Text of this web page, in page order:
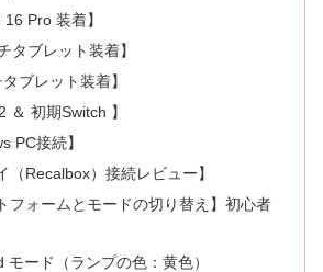
Pro 装着】
ブレット装着】
ブレット装着】
初期Switch 】
PC接続】
Recalbox）接続レビュー】
ォームとモードの切り替え】初心者
モード（ランプの色：黄色）